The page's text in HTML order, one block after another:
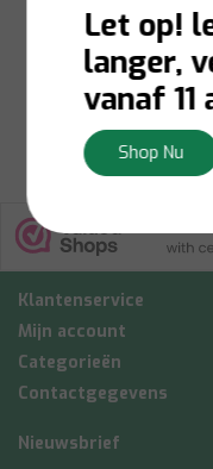
Niet op voorraad:
Contacteer ons voor
voorraadbeschikbaarheid
Bekijken
Klantenservice
Mijn account
Categorieën
Contactgegevens
Nieuwsbrief
Let op!
langer,
vanaf 11
Shop Nu